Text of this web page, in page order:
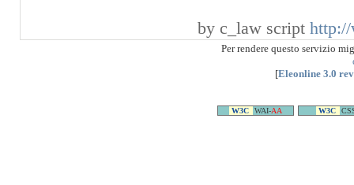
by c_law script
Per rendere questo servizio
[Eleonline 3.0
W3C WAI-AA W3C